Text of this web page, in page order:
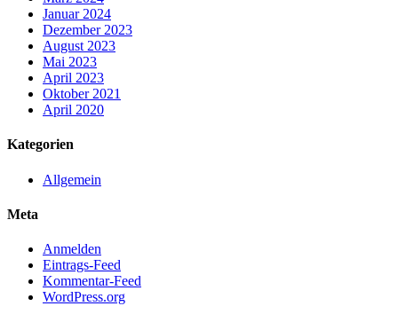
Januar 2024
Dezember 2023
August 2023
Mai 2023
April 2023
Oktober 2021
April 2020
Kategorien
Allgemein
Meta
Anmelden
Eintrags-Feed
Kommentar-Feed
WordPress.org